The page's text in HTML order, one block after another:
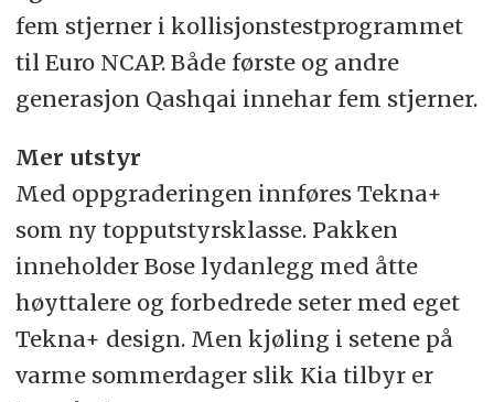
fem stjerner i kollisjonstestprogrammet
til Euro NCAP. Både første og andre
generasjon Qashqai innehar fem stjerner.
Mer utstyr
Med oppgraderingen innføres Tekna+
som ny topputstyrsklasse. Pakken
inneholder Bose lydanlegg med åtte
høyttalere og forbedrede seter med eget
Tekna+ design. Men kjøling i setene på
varme sommerdager slik Kia tilbyr er